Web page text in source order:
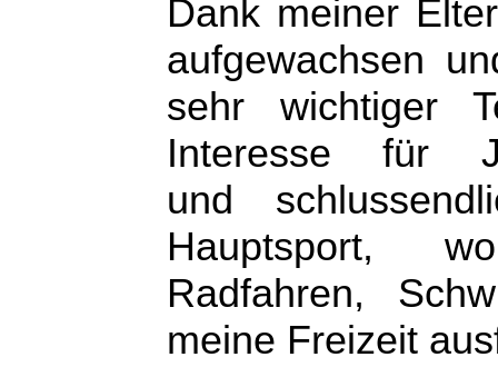
Dank meiner
aufgewachsen
sehr wichtiger
Interesse für
und
Hauptsport,
Radfahren,
meine Freizeit